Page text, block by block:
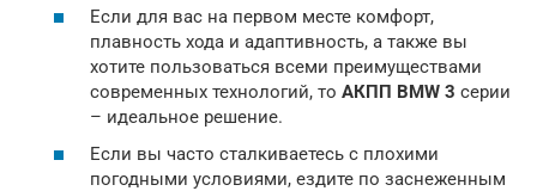
Если для вас на первом месте комфорт,
плавность хода и адаптивность, а также вы
хотите пользоваться всеми преимуществами
современных технологий, то АКПП BMW 3 серии
– идеальное решение.
Если вы часто сталкиваетесь с плохими
погодными условиями, ездите по заснеженным